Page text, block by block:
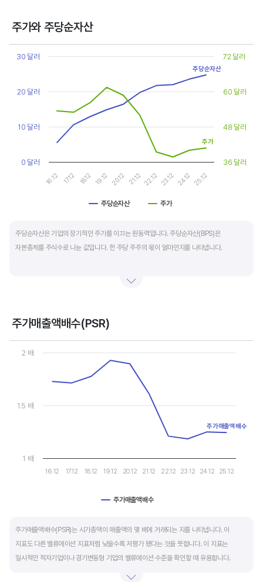
거래되면 주가가 저평가된 것으로 판단합니다. ROE&PBR 차트를 함께 보고 분석하는 것을
기업의 10년 정도의 장기적인 주가순자산배수 추이를 확인하는 것이 좋습니다.
주가순자산배수는 자기자본이익률이 높을때와 낮을때에 따라 다르게 평가받습니다. 현재
ROE와 비슷한 ROE를 기록한 과거년도를 찾고, 그 당시 시장에서 평가 받은
주가순자산배수(PBR)를 확인해 현재 주가의 저평가 여부를 판단하는 것이 좋습니다.
주가와 주당순자산
Chart
Line chart with 2 lines.
The chart has 1 X axis displaying categories.
The chart has 2 Y axes displaying values, and values.
주당순자산 주가
16.12 17.12 18.12 19.12 20.12 21.12 22.12 23.12 24.12 25.12
0 달러
10 달러
20 달러
30 달러
36 달러
48 달러
60 달러
72 달러
주당순자산
주가
주당순자산은 기업의 장기적인 주가를 이끄는 원동력입니다. 주당순자산(BPS)은
자본총계를 주식수로 나눈 값입니다. 한 주당 주주의 몫이 얼마인지를 나타냅니다.
자본총계가 빠른 속도로 증가합니다. 이에따라 주가도 오르게 됩니다.
자본을 크게 늘리지 않는 경우가 많습니다. 이에따라 부채비율(=부채/자본*100%)이나
자기자본이익률(순이익/자본총계*100%)처럼 분모에 자본총계를 넣어 계산하는
투자지표는 한국 기업에 비해 상대적으로 높게 나옵니다. 이런 부분을 감안해 미국 기업의
부채비율, 차입금 비중, 주가순자산배수 등을 판단하는 것이 좋습니다.
주가매출액배수(PSR)
Chart
Line chart with 10 data points.
View as data table, Chart
The chart has 1 X axis displaying categories.
The chart has 1 Y axis displaying values. Data ranges from
주가매출액배수
16.12 17.12 18.12 19.12 20.12 21.12 22.12 23.12 24.12 25.12
1 배
1.5 배
2 배
주가매출액배수
주가매출액배수(PSR)는 시가총액이 매출액의 몇 배에 거래되는 지를 나타냅니다. 이
지표도 다른 밸류에이션 지표처럼 낮을수록 저평가 됐다는 것을 뜻합니다. 이 지표는
일시적인 적자기업이나 경기변동형 기업의 밸류에이션 수준을 확인할 때 유용합니다.